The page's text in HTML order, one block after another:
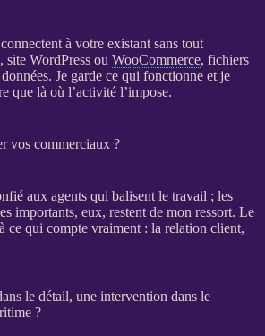
à votre existant sans tout
site WordPressou WooCommerce, fichiers
. Je garde ce qui fonctionne et je
que là où l’activité l’impose.
vos commerciaux ?
aux agentsqui balisent le travail ; les
importants, eux, restent de mon ressort. Le
ce qui compte vraiment : la relation client,
le détail, une intervention dans le
?